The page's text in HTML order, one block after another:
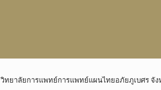
วิทยาลัยการแพทย์การแพทย์แผนไทยอภัยภูเบศร จั